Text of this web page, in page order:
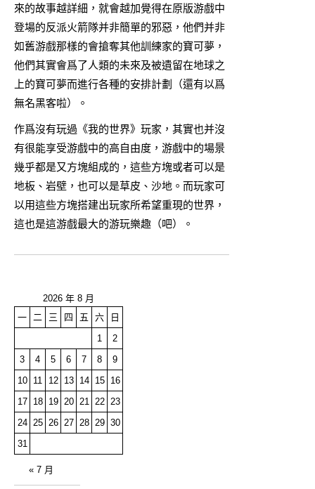
來的故事越詳細，就會越加覺得在原版游戲中
登場的反派火箭隊并非簡單的邪惡，他們并非
如舊游戲那樣的會搶奪其他訓練家的寶可夢，
他們其實會爲了人類的未來及被遺留在地球之
上的寶可夢而進行各種的安排計劃（還有以爲
無名黑客啦）。
作爲沒有玩過《我的世界》玩家，其實也并沒
有很能享受游戲中的高自由度，游戲中的場景
幾乎都是又方塊組成的，這些方塊或者可以是
地板、岩壁，也可以是草皮、沙地。而玩家可
以用這些方塊搭建出玩家所希望重現的世界，
這也是這游戲最大的游玩樂趣（吧）。
2026 年 8 月
一
二 三 四 五 六
日
1
2
3
4 5 6 7 8
9
10
11 12 13 14 15
16
17
18 19 20 21 22
23
24
25 26 27 28 29 30
31
« 7 月